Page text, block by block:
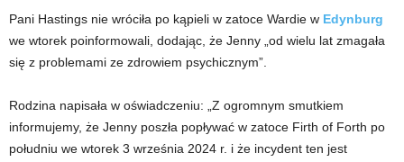
Pani Hastings nie wróciła po kąpieli w zatoce Wardie w Edynburg
we wtorek poinformowali, dodając, że Jenny „od wielu lat zmagała
się z problemami ze zdrowiem psychicznym”.
Rodzina napisała w oświadczeniu: „Z ogromnym smutkiem
informujemy, że Jenny poszła popływać w zatoce Firth of Forth po
południu we wtorek 3 września 2024 r. i że incydent ten jest